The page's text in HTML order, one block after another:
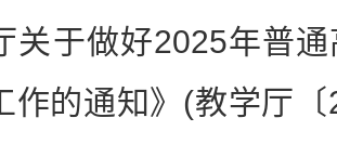
关于做好2025年普
作的通知》(教学厅